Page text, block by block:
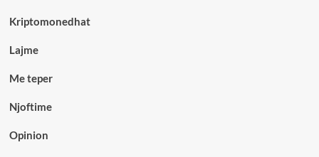
Kriptomonedhat
Lajme
Me teper
Njoftime
Opinion